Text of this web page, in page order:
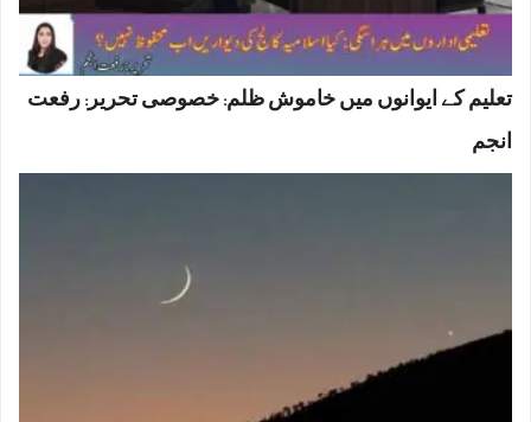
تعلیم کے ایوانوں میں خاموش ظلم: خصوصی تحریر: رفعت
انجم